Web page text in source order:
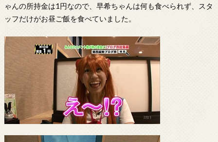
ゃんの所持金は1円なので、早希ちゃんは何も食べられず、スタ
ッフだけがお昼ご飯を食べていました。